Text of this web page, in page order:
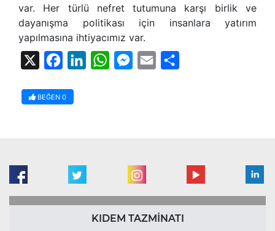
var. Her türlü nefret tutumuna karşı birlik ve
dayanışma politikası için insanlara yatırım
yapılmasına ihtiyacımız var.
FacebookLinkedInWhatsAppMessenger
Email
BEĞEN 0
KIDEM TAZMİNATI